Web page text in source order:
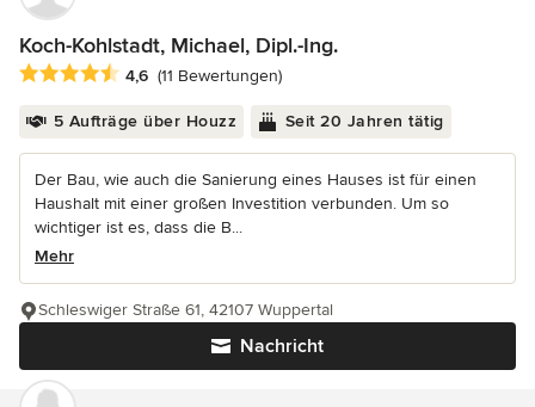
Koch-Kohlstadt, Michael, Dipl.-Ing.
Durchschnittliche Bewertung: 4.6 von 5 Sternen
4,6 (11 Bewertungen)
5 Aufträge über Houzz Seit 20 Jahren tätig
Der Bau, wie auch die Sanierung eines Hauses ist für einen
Haushalt mit einer großen Investition verbunden. Um so
wichtiger ist es, dass die B...
Mehr
Nachricht
Schleswiger Straße 61, 42107 Wuppertal